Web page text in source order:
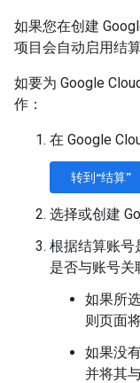
如果您在创建
项目会自动启用结算
如要为 Google
作：
在 Google
转到“结算”
选择或创建
根据结算账号
是否与账号关
如果所
则页面
如果没
并将其